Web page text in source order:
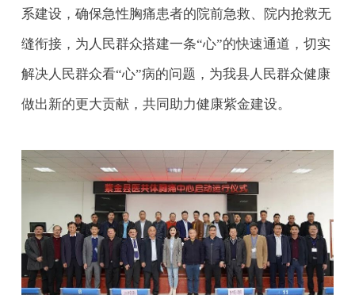
系建设，确保急性胸痛患者的院前急救、院内抢救无
缝衔接，为人民群众搭建一条“心”的快速通道，切实
解决人民群众看“心”病的问题，为我县人民群众健康
做出新的更大贡献，共同助力健康紫金建设。